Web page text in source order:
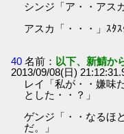
シンジ「ア・・アス
アスカ「・・・」ｽﾀｽ
40 名前： 以下、新鯖か
2013/09/08(日)
レイ「私が・・嫌味
とした・・？」
ゲンジ「・・なるほ
だ。」